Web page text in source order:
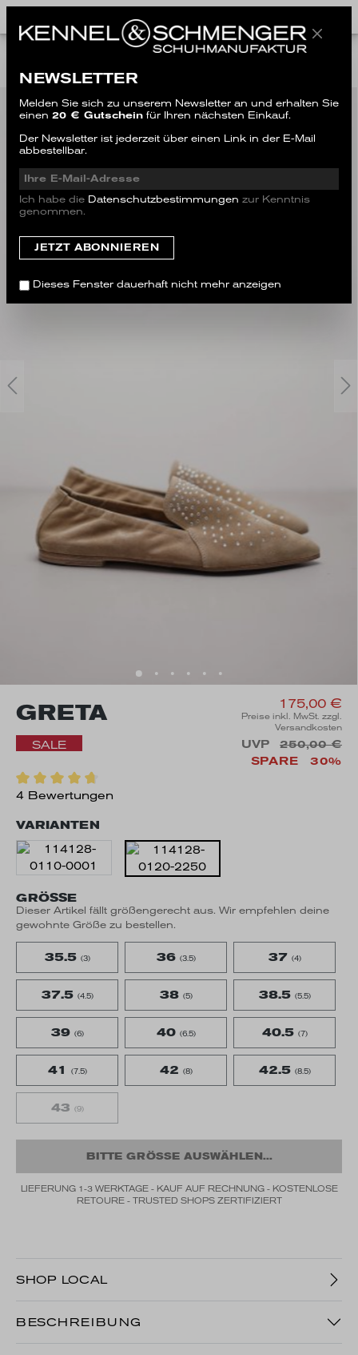
GRETA
SALE
175,00 €
Preise inkl. MwSt. zzgl.
Versandkosten
UVP
250,00 €
SPARE
30%
4 Bewertungen
VARIANTEN
GRÖSSE
Dieser Artikel fällt größengerecht aus. Wir empfehlen deine
gewohnte Größe zu bestellen.
35.5 (3) 36 (3.5) 37 (4)
37.5 (4.5) 38 (5) 38.5 (5.5)
39 (6) 40 (6.5) 40.5 (7)
41 (7.5) 42 (8) 42.5 (8.5)
43 (9)
BITTE GRÖSSE AUSWÄHLEN...
LIEFERUNG 1-3 WERKTAGE - KAUF AUF RECHNUNG - KOSTENLOSE
RETOURE - TRUSTED SHOPS ZERTIFIZIERT
SHOP LOCAL
BESCHREIBUNG
NEWSLETTER
Melden Sie sich zu unserem Newsletter an und erhalten Sie
einen 20 € Gutschein für Ihren nächsten Einkauf.
Der Newsletter ist jederzeit über einen Link in der E-Mail
abbestellbar.
Ich habe die Datenschutzbestimmungen zur Kenntnis
genommen.
Dieses Fenster dauerhaft nicht mehr anzeigen